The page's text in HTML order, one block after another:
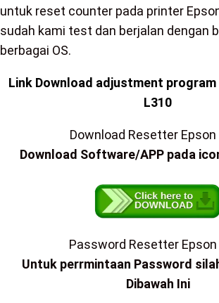
untuk reset counter pada printer
sudah kami test dan berjalan dengan
berbagai OS.
Link Download adjustment
L310
Download Resetter Epson
Download Software/APP pada
Password Resetter Epson
Untuk perrmintaan Password
Dibawah Ini